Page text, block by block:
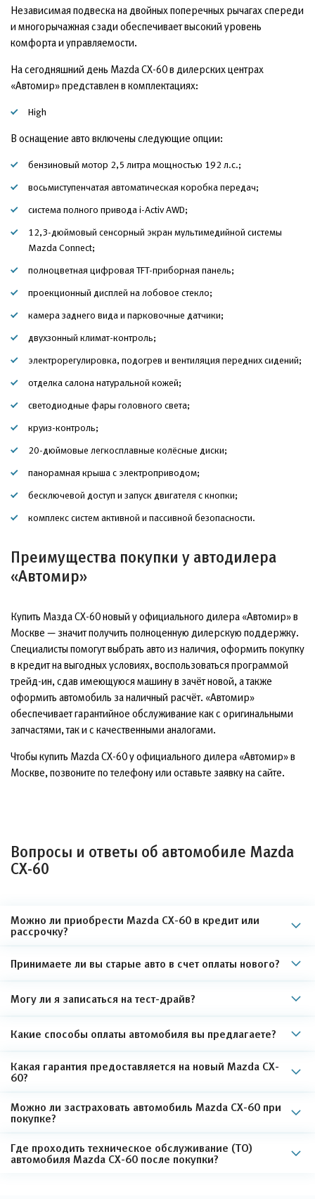
Независимая подвеска на двойных поперечных рычагах спереди
и многорычажная сзади обеспечивает высокий уровень
комфорта и управляемости.
На сегодняшний день Mazda CX-60 в дилерских центрах
«Автомир» представлен в комплектациях:
High
В оснащение авто включены следующие опции:
бензиновый мотор 2,5 литра мощностью 192 л.с.;
восьмиступенчатая автоматическая коробка передач;
система полного привода i-Activ AWD;
12,3-дюймовый сенсорный экран мультимедийной системы
Mazda Connect;
полноцветная цифровая TFT-приборная панель;
проекционный дисплей на лобовое стекло;
камера заднего вида и парковочные датчики;
двухзонный климат-контроль;
электрорегулировка, подогрев и вентиляция передних сидений;
отделка салона натуральной кожей;
светодиодные фары головного света;
круиз-контроль;
20-дюймовые легкосплавные колёсные диски;
панорамная крыша с электроприводом;
бесключевой доступ и запуск двигателя с кнопки;
комплекс систем активной и пассивной безопасности.
Преимущества покупки у автодилера
«Автомир»
Купить Мазда СХ-60 новый у официального дилера «Автомир» в
Москве — значит получить полноценную дилерскую поддержку.
Специалисты помогут выбрать авто из наличия, оформить покупку
в кредит на выгодных условиях, воспользоваться программой
трейд-ин, сдав имеющуюся машину в зачёт новой, а также
оформить автомобиль за наличный расчёт. «Автомир»
обеспечивает гарантийное обслуживание как с оригинальными
запчастями, так и с качественными аналогами.
Чтобы купить Mazda CX-60 у официального дилера «Автомир» в
Москве, позвоните по телефону или оставьте заявку на сайте.
Вопросы и ответы об автомобиле Mazda
CX-60
Можно ли приобрести Mazda CX-60 в кредит или
рассрочку?
Принимаете ли вы старые авто в счет оплаты нового?
Могу ли я записаться на тест-драйв?
Какие способы оплаты автомобиля вы предлагаете?
Какая гарантия предоставляется на новый Mazda CX-
60?
Можно ли застраховать автомобиль Mazda CX-60 при
покупке?
Где проходить техническое обслуживание (ТО)
автомобиля Mazda CX-60 после покупки?